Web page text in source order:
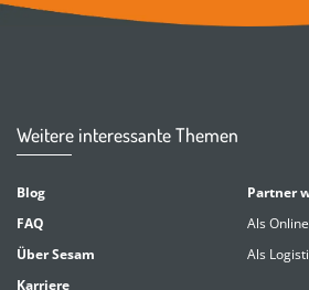
Weitere interessante Themen
Blog
FAQ
Über Sesam
Karriere
Partner
Als
Als